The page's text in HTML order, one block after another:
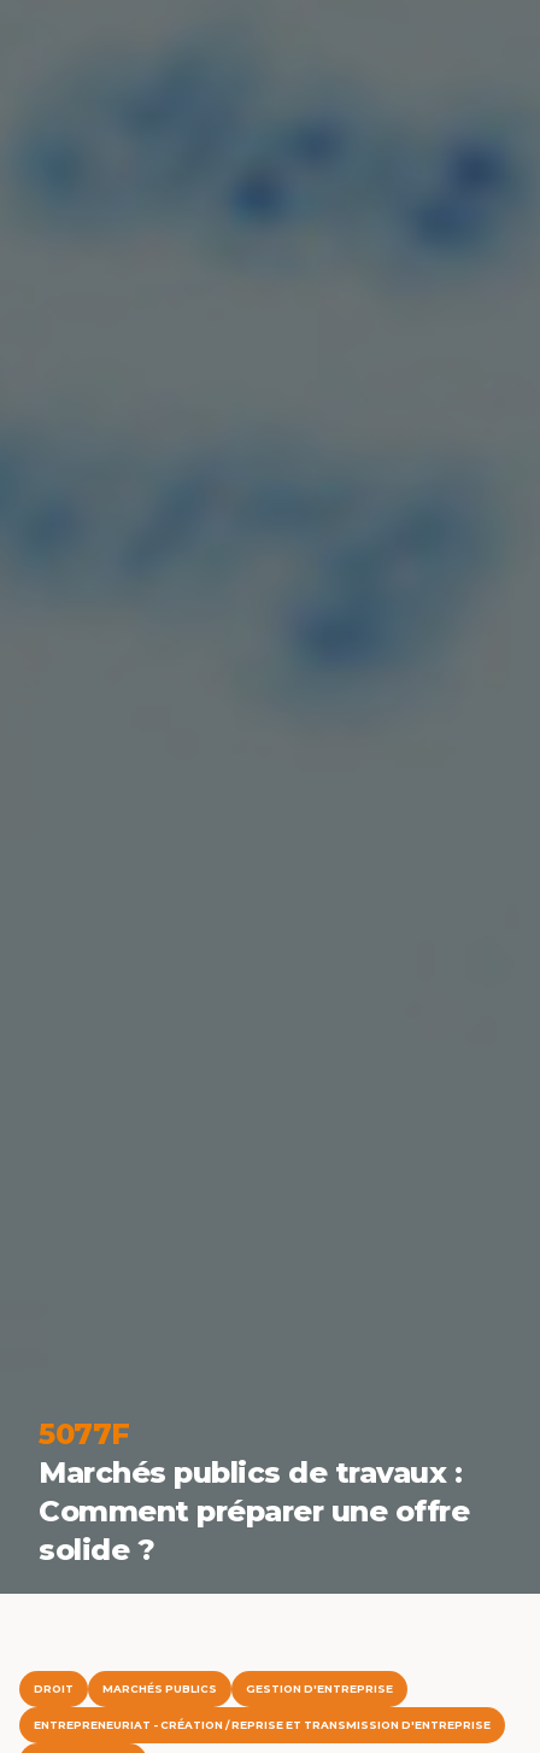
5077F
Marchés publics de travaux :
Comment préparer une offre
solide ?
DROIT MARCHÉS PUBLICS GESTION D'ENTREPRISE
ENTREPRENEURIAT - CRÉATION / REPRISE ET TRANSMISSION D'ENTREPRISE